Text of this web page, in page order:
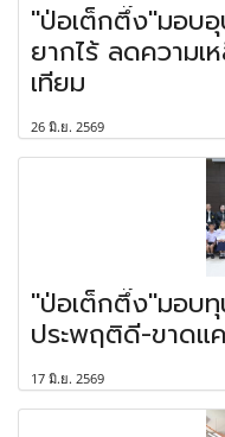
"ป่อเต็กตึ๊ง"มอบ
ยากไร้ ลดความเ
เทียม
26 มิ.ย. 2569
"ป่อเต็กตึ๊ง"มอบ
ประพฤติดี-ขาดแ
17 มิ.ย. 2569